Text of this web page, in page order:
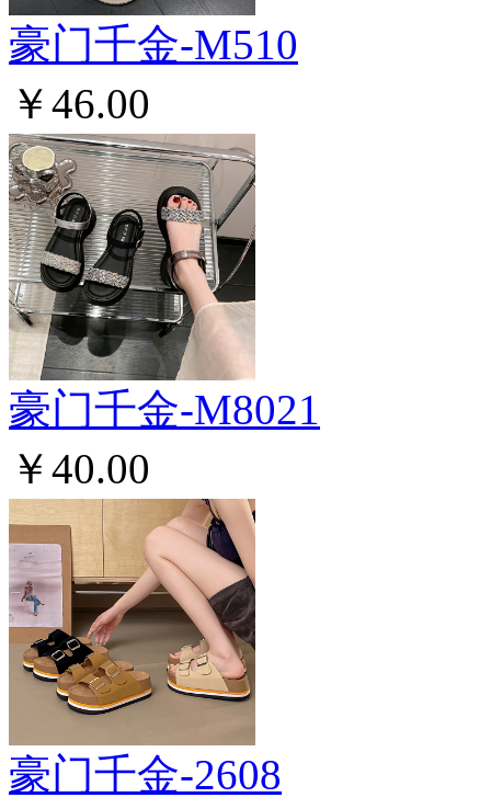
豪门千金-M510
￥46.00
豪门千金-M8021
￥40.00
豪门千金-2608